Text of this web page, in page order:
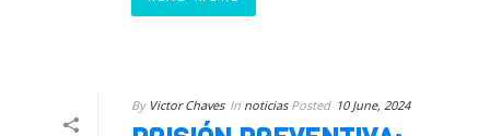
By Victor Chaves In noticiasPosted 10 June, 2024